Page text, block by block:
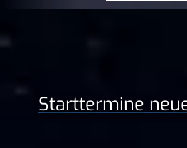
Start­termine